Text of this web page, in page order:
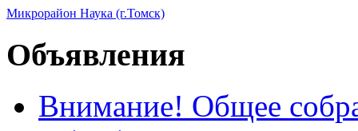
Микрорайон Наука (г.Томск)
Объявления
Внимание! Общее